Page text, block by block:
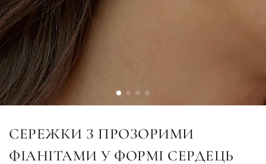
СЕРЕЖКИ З ПРОЗОРИМИ
ФІАНІТАМИ У ФОРМІ СЕРДЕЦЬ